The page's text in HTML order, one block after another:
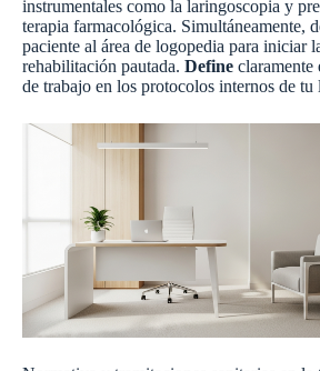
instrumentales como la laringoscopia y
terapia farmacológica. Simultáneamente,
paciente al área de logopedia para iniciar
rehabilitación pautada. Define claramente
de trabajo en los protocolos internos de tu